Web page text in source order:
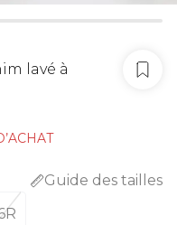
lavé à
Guide des tailles